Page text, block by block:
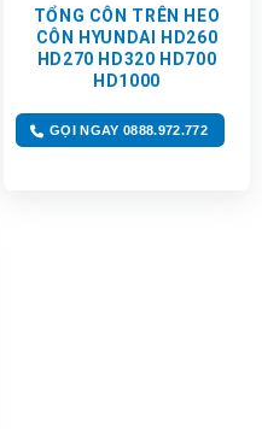
TỔNG CÔN TRÊN HEO
CÔN HYUNDAI HD260
HD270 HD320 HD700
HD1000
GỌI NGAY 0888.972.772